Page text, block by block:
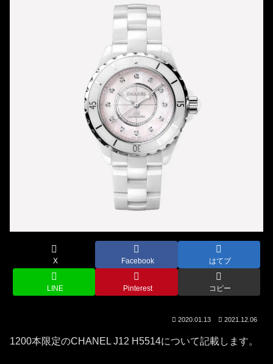
X Facebook はてブ
LINE Pinterest コピー
2020.01.13 2021.12.06
1200本限定のCHANEL J12 H5514について記載します。